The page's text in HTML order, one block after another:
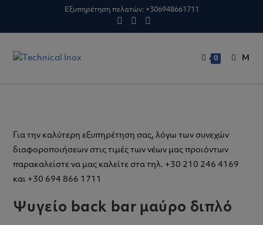
Εξυπηρέτηση πελατών: +306948661711
0 M
Για την καλύτερη εξυπηρέτηση σας, λόγω των συνεχών
διαφοροποιήσεων στις τιμές των νέων μας προιόντων
παρακαλείστε να μας καλείτε στα τηλ. +30 210 246 4169
και +30 694 866 1711
Ψυγείο back bar μαύρο διπλό